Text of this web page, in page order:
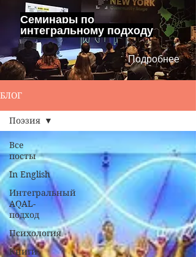
Семинары по
интегральному подходу
Подробнее
БЛОГ
Все
посты
In English
Интегральный
AQAL-
подход
Психология
Книги
Поэзия